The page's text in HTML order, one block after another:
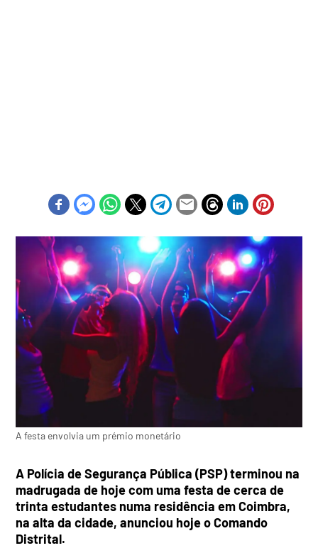
A festa envolvia um prémio monetário
A Polícia de Segurança Pública (PSP) terminou na
madrugada de hoje com uma festa de cerca de
trinta estudantes numa residência em Coimbra,
na alta da cidade, anunciou hoje o Comando
Distrital.